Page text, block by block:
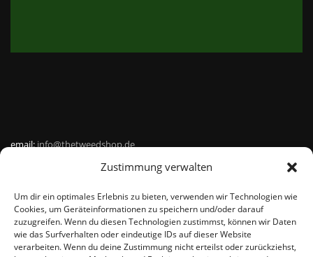
Zustimmung verwalten
Um dir ein optimales Erlebnis zu bieten, verwenden wir Technologien wie
Cookies, um Geräteinformationen zu speichern und/oder darauf
zuzugreifen. Wenn du diesen Technologien zustimmst, können wir Daten
wie das Surfverhalten oder eindeutige IDs auf dieser Website
verarbeiten. Wenn du deine Zustimmung nicht erteilst oder zurückziehst,
email:info@thetweedshop.de
Kvk Nummer: 88959732
MWSnr: NL864836247B01